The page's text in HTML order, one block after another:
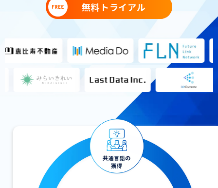
無料トライアル